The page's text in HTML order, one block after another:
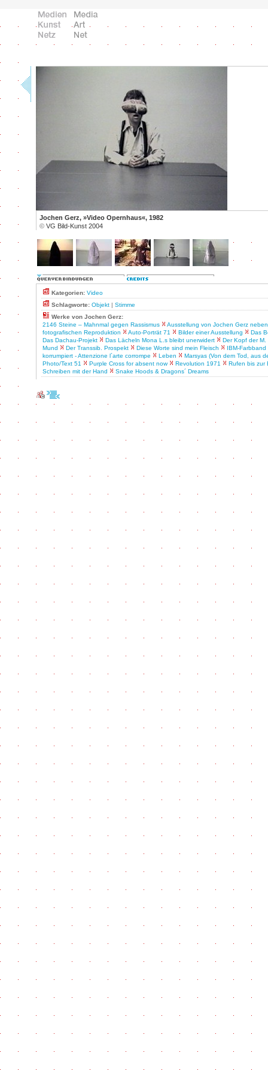
Jochen Gerz, »Video Opernhaus«, 1982
© VG Bild-Kunst 2004
Kategorien: Video
Schlagworte: Objekt | Stimme
Werke von Jochen Gerz:
2146 Steine – Mahnmal gegen Rassismus
Ausstellung von Jochen Gerz
fotografischen Reproduktion
Auto-Porträt 71 Bilder einer Ausstellung
Das
Das Dachau-Projekt
Das Lächeln Mona L.s bleibt unerwidert
Der Kopf der M.
Mund
Der Transsib. Prospekt Diese Worte sind mein Fleisch
IBM-Farbband
korrumpiert - Attenzione l´arte corrompe
Leben
Marsyas (Von dem Tod, aus
Photo/Text 51
Purple Cross for absent now Revolution 1971
Rufen bis zur
Schreiben mit der Hand
Snake Hoods & Dragons´ Dreams